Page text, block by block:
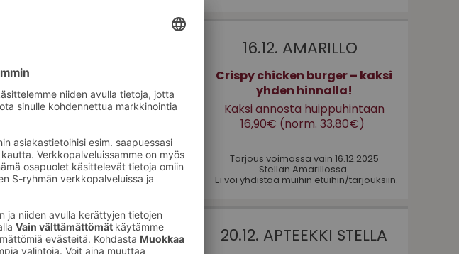
Kaikki Oppi & Ilo -tuotteet
-20%
Tarjous voimassa vain 15.12.2025
Stellan Suomalaisessa Kirjakaupassa.
Ei voi yhdistää muihin etuihin/tarjouksiin.
16.12. AMARILLO
Crispy chicken burger – kaksi
yhden hinnalla!
Kaksi annosta huippuhintaan
16,90€ (norm. 33,80€)
Tarjous voimassa vain 16.12.2025
Stellan Amarillossa.
Ei voi yhdistää muihin etuihin/tarjouksiin.
19.12. HAIRLEKIINI 20.12. APTEEKKI STELLA